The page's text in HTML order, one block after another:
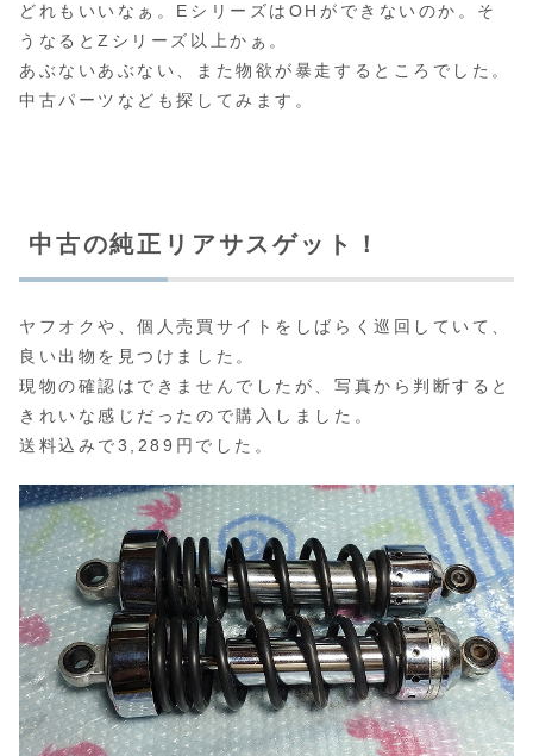
どれもいいなぁ。EシリーズはOHができないのか。そ
うなるとZシリーズ以上かぁ。
あぶないあぶない、また物欲が暴走するところでした。
中古パーツなども探してみます。
中古の純正リアサスゲット！
ヤフオクや、個人売買サイトをしばらく巡回していて、
良い出物を見つけました。
現物の確認はできませんでしたが、写真から判断すると
きれいな感じだったので購入しました。
送料込みで3,289円でした。